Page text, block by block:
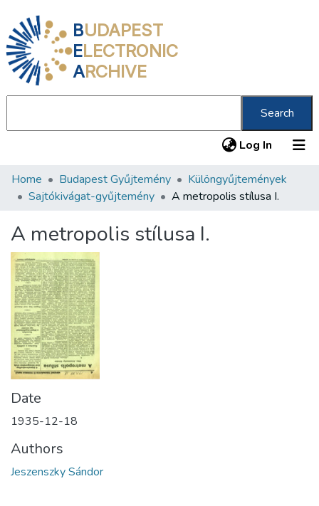
BUDAPEST
ELECTRONIC
ARCHIVE
Search
Log In (current)
Communities & Collections
Statistics
About us
Home Budapest Gyűjtemény
Különgyűjtemények
Sajtókivágat-gyűjtemény
A metropolis stílusa I.
A metropolis stílusa I.
Date
1935-12-18
Authors
Jeszenszky Sándor